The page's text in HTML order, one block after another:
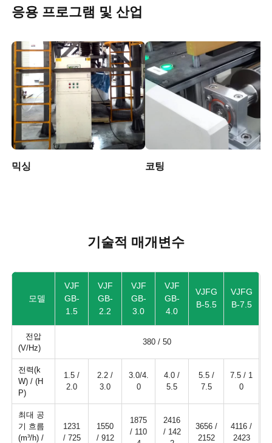
응용 프로그램 및 산업
믹싱 코팅
기술적 매개변수
모델
VJF
GB-
1.5
VJF
GB-
2.2
VJF
GB-
3.0
VJF
GB-
4.0
VJFG
B-5.5
VJFG
B-7.5
전압
(V/Hz)
380 / 50
전력(k
W) / (H
P)
1.5 /
2.0
2.2 /
3.0
3.0/4.
0
4.0 /
5.5
5.5 /
7.5
7.5 / 1
0
최대 공
기 흐름
(m³/h) /
1231
/ 725
1550
/ 912
1875
/ 110
2416
/ 142
3656 /
2152
4116 /
2423